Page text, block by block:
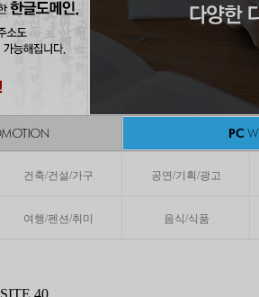
건축/건설/가구 공연/기획/광고
여행/펜션/취미 음식/식품